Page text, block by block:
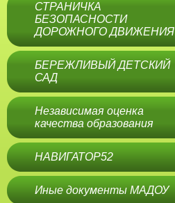
СТРАНИЧКА
БЕЗОПАСНОСТИ
ДОРОЖНОГО ДВИЖЕНИЯ
БЕРЕЖЛИВЫЙ ДЕТСКИЙ
САД
Независимая оценка
качества образования
НАВИГАТОР52
Иные документы МАДОУ